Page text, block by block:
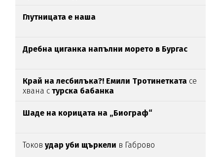
Глутницата е наша
Дребна циганка напълни морето в Бургас
Край на лесбилъка?! Емили Тротинетката се
хвана с турска бабанка
Шаде на корицата на „Биограф“
Токовудар уби щъркели в Габрово